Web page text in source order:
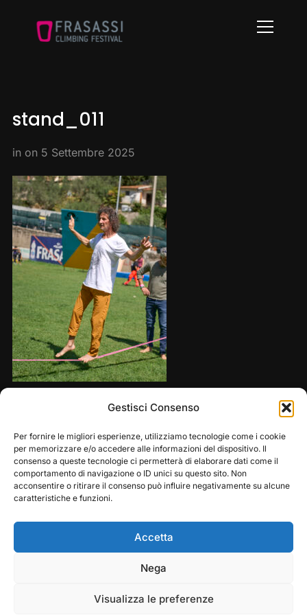
Gestisci Consenso
Per fornire le migliori esperienze, utilizziamo tecnologie come i cookie
per memorizzare e/o accedere alle informazioni del dispositivo. Il
consenso a queste tecnologie ci permetterà di elaborare dati come il
comportamento di navigazione o ID unici su questo sito. Non
acconsentire o ritirare il consenso può influire negativamente su alcune
caratteristiche e funzioni.
Accetta
Nega
Visualizza le preferenze
Info
stand_011
in on 5 Settembre 2025
Copyright © 2026 — Frasassi Climbing Festival. All
Rights Reserved